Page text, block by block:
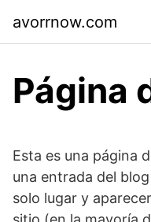
content
avorrnow.com
Página
Esta es una página
una entrada del
solo lugar y